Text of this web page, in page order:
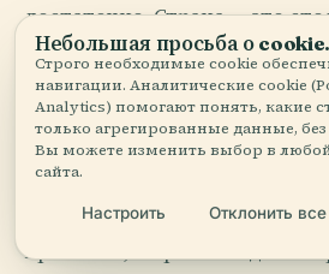
достаточно. Страна — это
чужака, но Ирак сначала
заслуживает ли чужак стула.
Сначала чай,
Гостеприимство в Ираке
правилам, а правила здесь —
Небольшая просьба о cookie.
Строго необходимые cookie
навигации. Аналитические cookie
Analytics) помогают понять, какие
только агрегированные данные,
Вы можете изменить выбор в
сайта.
Настроить Отклонить все